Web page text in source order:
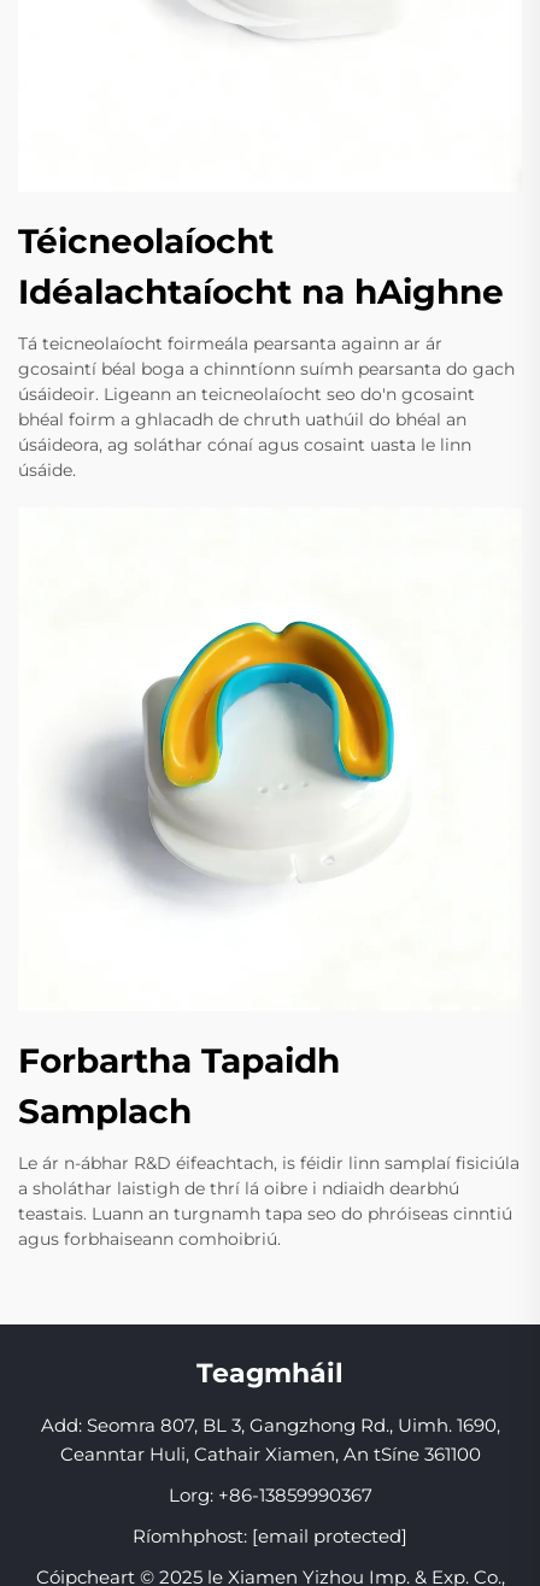
Téicneolaíocht
Idéalachtaíocht na hAighne
Tá teicneolaíocht foirmeála pearsanta againn ar ár
gcosaintí béal boga a chinntíonn suímh pearsanta do gach
úsáideoir. Ligeann an teicneolaíocht seo do'n gcosaint
bhéal foirm a ghlacadh de chruth uathúil do bhéal an
úsáideora, ag soláthar cónaí agus cosaint uasta le linn
úsáide.
Forbartha Tapaidh
Samplach
Le ár n-ábhar R&D éifeachtach, is féidir linn samplaí fisiciúla
a sholáthar laistigh de thrí lá oibre i ndiaidh dearbhú
teastais. Luann an turgnamh tapa seo do phróiseas cinntiú
agus forbhaiseann comhoibriú.
Teagmháil
Add: Seomra 807, BL 3, Gangzhong Rd., Uimh. 1690,
Ceanntar Huli, Cathair Xiamen, An tSíne 361100
Lorg: +86-13859990367
Ríomhphost: [email protected]
Cóipcheart © 2025 le Xiamen Yizhou Imp. & Exp. Co.,